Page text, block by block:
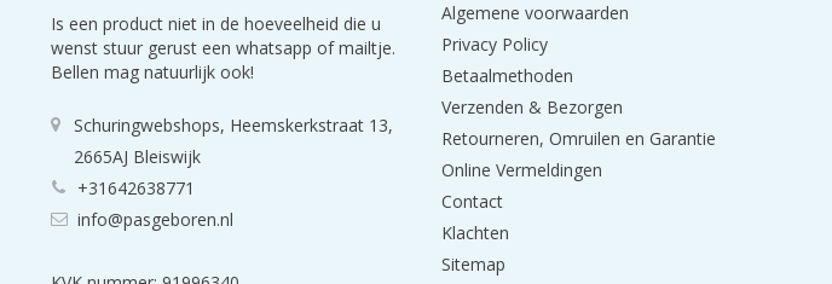
Is een product niet in de hoeveelheid die u
wenst stuur gerust een whatsapp of mailtje.
Bellen mag natuurlijk ook!
Schuringwebshops, Heemskerkstraat 13,
2665AJ Bleiswijk
+31642638771
info@pasgeboren.nl
Algemene voorwaarden
Privacy Policy
Betaalmethoden
Verzenden & Bezorgen
Retourneren, Omruilen en Garantie
Online Vermeldingen
Contact
Klachten
Sitemap